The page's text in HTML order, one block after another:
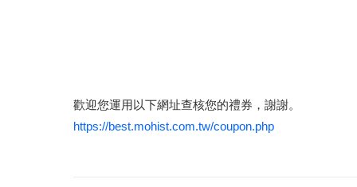
歡迎您運用以下網址查核您的禮券，謝謝。
https://best.mohist.com.tw/coupon.php